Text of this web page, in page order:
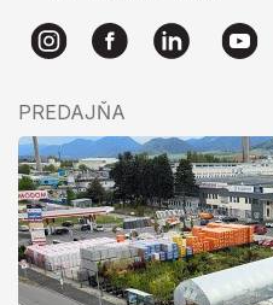
PREDAJŇA